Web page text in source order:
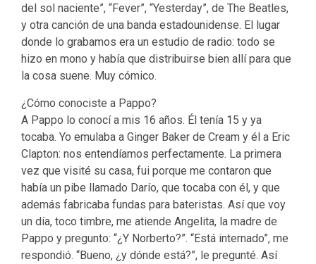
del sol naciente”, “Fever”, “Yesterday”, de The Beatles,
y otra canción de una banda estadounidense. El lugar
donde lo grabamos era un estudio de radio: todo se
hizo en mono y había que distribuirse bien allí para que
la cosa suene. Muy cómico.
¿Cómo conociste a Pappo?
A Pappo lo conocí a mis 16 años. Él tenía 15 y ya
tocaba. Yo emulaba a Ginger Baker de Cream y él a Eric
Clapton: nos entendíamos perfectamente. La primera
vez que visité su casa, fui porque me contaron que
había un pibe llamado Darío, que tocaba con él, y que
además fabricaba fundas para bateristas. Así que voy
un día, toco timbre, me atiende Angelita, la madre de
Pappo y pregunto: “¿Y Norberto?”. “Está internado”, me
respondió. “Bueno, ¿y dónde está?”, le pregunté. Así